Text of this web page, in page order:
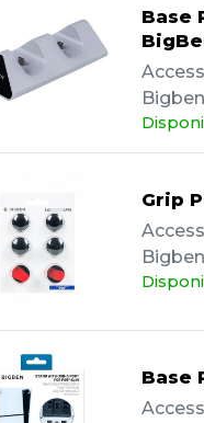
Base
Grip
Base